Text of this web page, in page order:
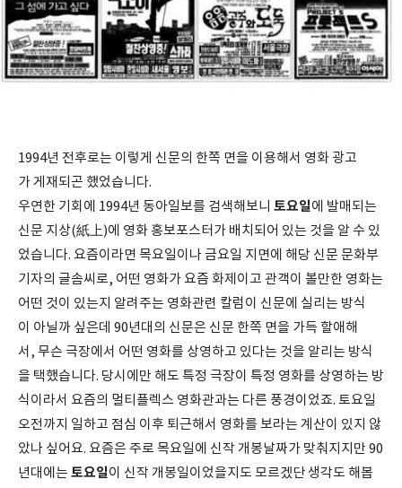
1994년 전후로는 이렇게 신문의 한쪽 면을 이용해서 영화 광고
가 게재되곤 했었습니다.
우연한 기회에 1994년 동아일보를 검색해보니 토요일에 발매되는
신문 지상(紙上)에 영화 홍보포스터가 배치되어 있는 것을 알 수 있
었습니다. 요즘이라면 목요일이나 금요일 지면에 해당 신문 문화부
기자의 글솜씨로, 어떤 영화가 요즘 화제이고 관객이 볼만한 영화는
어떤 것이 있는지 알려주는 영화관련 칼럼이 신문에 실리는 방식
이 아닐까 싶은데 90년대의 신문은 신문 한쪽 면을 가득 할애해
서, 무슨 극장에서 어떤 영화를 상영하고 있다는 것을 알리는 방식
을 택했습니다. 당시에만 해도 특정 극장이 특정 영화를 상영하는 방
식이라서 요즘의 멀티플렉스 영화관과는 다른 풍경이었죠. 토요일
오전까지 일하고 점심 이후 퇴근해서 영화를 보라는 계산이 있지 않
았나 싶어요. 요즘은 주로 목요일에 신작 개봉날짜가 맞춰지지만 90
년대에는 토요일이 신작 개봉일이었을지도 모르겠단 생각도 해봅